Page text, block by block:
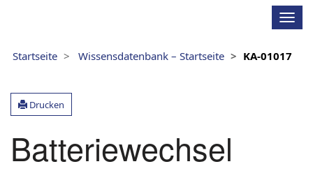
N
a
i
Startseite Wissensdatenbank – Startseite KA-01017
Drucken
Batteriewechsel